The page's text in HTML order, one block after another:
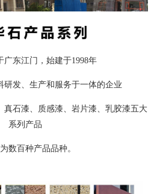
广东江门，始建于1998年
研发、生产和服务于一体的企业
真石漆、质感漆、岩片漆、乳胶漆五大
系列产品
数百种产品品种。